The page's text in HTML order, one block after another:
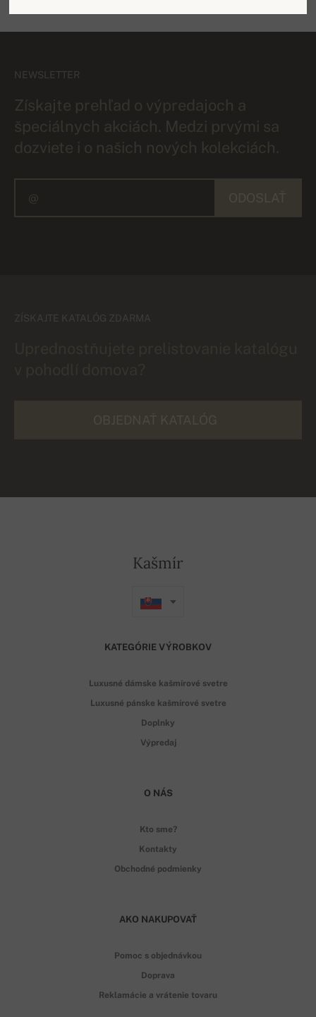
NEWSLETTER
Získajte prehľad o výpredajoch a
špeciálnych akciách. Medzi prvými sa
dozviete i o našich nových kolekciách.
ZÍSKAJTE KATALÓG ZDARMA
Kašmír
KATEGÓRIE VÝROBKOV
Luxusné dámske kašmírové svetre
Luxusné pánske kašmírové svetre
Doplnky
Výpredaj
O NÁS
Kto sme?
Kontakty
Obchodné podmienky
AKO NAKUPOVAŤ
Pomoc s objednávkou
Doprava
Reklamácie a vrátenie tovaru